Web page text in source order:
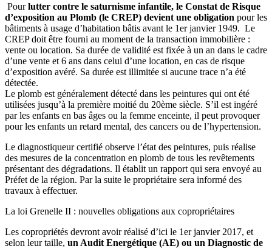
Pourlutter contre le saturnisme infantile, le Constat de Risque
d’exposition au Plomb (le CREP) devient une obligation pour les
bâtiments à usage d’habitation bâtis avant le 1er janvier 1949. Le
CREP doit être fourni au moment de la transaction immobilière :
vente ou location. Sa durée de validité est fixée à un an dans le cadre
d’une vente et 6 ans dans celui d’une location, en cas de risque
d’exposition avéré. Sa durée est illimitée si aucune trace n’a été
détectée.
Le plomb est généralement détecté dans les peintures qui ont été
utilisées jusqu’à la première moitié du 20ème siècle. S’il est ingéré
par les enfants en bas âges ou la femme enceinte, il peut provoquer
pour les enfants un retard mental, des cancers ou de l’hypertension.
Le diagnostiqueur certifié observe l’état des peintures, puis réalise
des mesures de la concentration en plomb de tous les revêtements
présentant des dégradations. Il établit un rapport qui sera envoyé au
Préfet de la région. Par la suite le propriétaire sera informé des
travaux à effectuer.
La loi Grenelle II : nouvelles obligations aux copropriétaires
Les copropriétés devront avoir réalisé d’ici le 1er janvier 2017, et
selon leur taille, un Audit Energétique (AE) ou un Diagnostic de